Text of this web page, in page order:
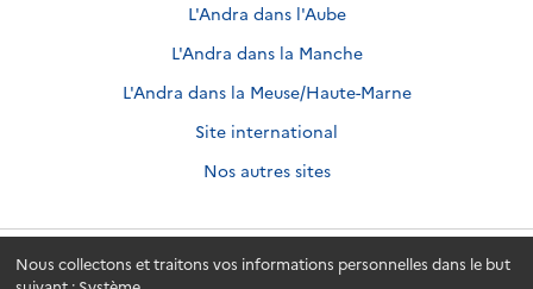
Nous collectons et traitons vos informations personnelles dans le but
L'Andra dans l'Aube
L'Andra dans la Manche
L'Andra dans la Meuse/Haute-Marne
Site international
Nos autres sites
Andra.fr © 2026 - Andra. Tous droits réservés.